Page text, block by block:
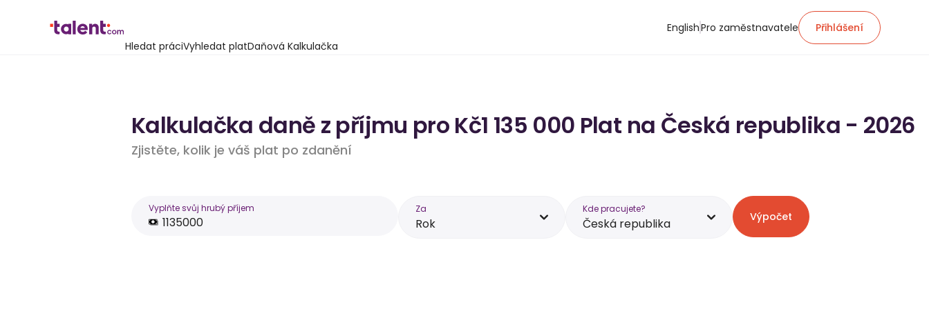
Hledat práciVyhledat platDaňová Kalkulačka
EnglishPro zaměstnavatele Přihlášení
Kalkulačka daně z příjmu pro Kč1 135 000 Plat na Česká republika - 2026
Zjistěte, kolik je váš plat po zdanění
Vyplňte svůj hrubý příjem Za
Rok
Kde pracujete?
Česká republika Výpočet